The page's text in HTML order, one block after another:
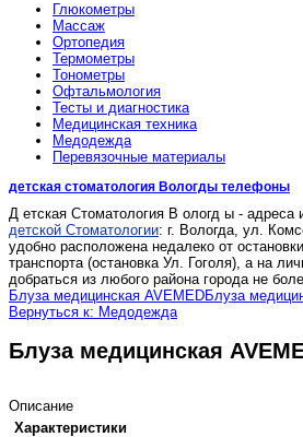
Глюкометры
Массаж
Ортопедия
Термометры
Тонометры
Офтальмология
Тесты и диагностика
Медицинская техника
Медодежда
Перевязочные материалы
детская стоматология Вологды телефоны
Д етская Стоматология В ологд ы -
детской Стоматологии: г. Вологда, ул.
удобно расположена недалеко от
транспорта (остановка Ул. Гоголя), а на
добраться из любого района города не
Блуза медицинская AVEMEDБлуза
Вернуться к: Медодежда
Блуза медицинская
Описание
Характеристики